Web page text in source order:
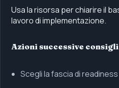
Usa la risorsa per chiarire il
lavoro di implementazione.
Azioni successive
Scegli la fascia di